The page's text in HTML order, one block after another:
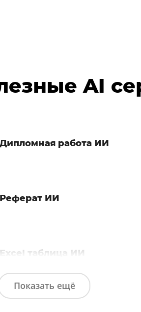
AI
Дипломная работа ИИ
Реферат ИИ
Excel таблица ИИ
Показать ещё